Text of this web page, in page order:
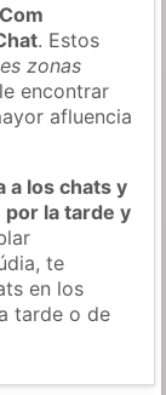
. Estos
zonas
encontrar
afluencia
a los chats y
la tarde y
te
en los
tarde o de